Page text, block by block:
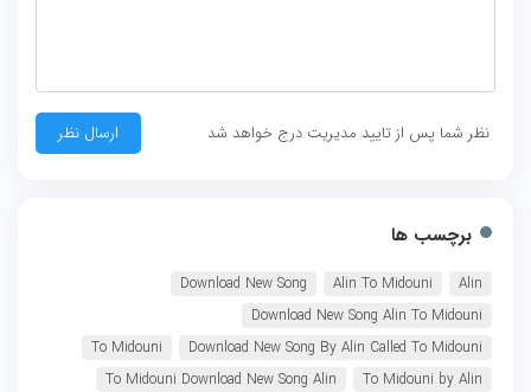
نظر شما پس از تایید مدیریت درج خواهد شد
برچسب ها
Alin
Alin To Midouni
Download New Song
Download New Song Alin To Midouni
Download New Song By Alin Called To Midouni
To Midouni
To Midouni by Alin
To Midouni Download New Song Alin